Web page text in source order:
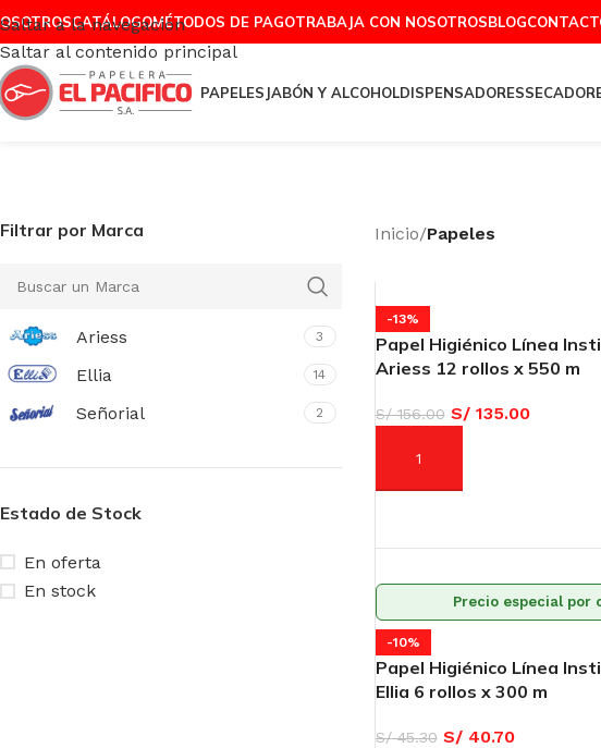
Saltar a la navegación
Saltar al contenido principal
CATÁLOGOMÉTODOS DE PAGOTRABAJA CON NOSOTROSBLOG
PAPELES JABÓN Y ALCOHOLDISPENSADORES
Filtrar por Marca
Ariess 3
Ellia 14
Señorial 2
Estado de Stock
En oferta
En stock
Inicio/Papeles
-13%
Papel Higiénico Línea
Ariess 12 rollos x 550 m
S/156.00 S/135.00
AÑADIR AL CARRITO
Precio especial por
-10%
Papel Higiénico Línea
Ellia 6 rollos x 300 m
S/45.30 S/40.70